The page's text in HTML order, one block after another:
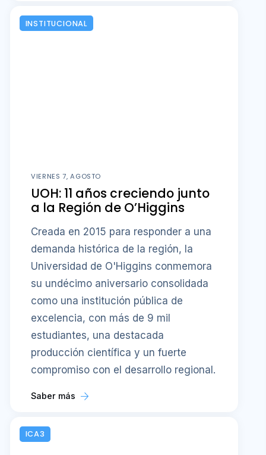
INSTITUCIONAL
VIERNES 7, AGOSTO
UOH: 11 años creciendo junto
a la Región de O’Higgins
Creada en 2015 para responder a una
demanda histórica de la región, la
Universidad de O'Higgins conmemora
su undécimo aniversario consolidada
como una institución pública de
excelencia, con más de 9 mil
estudiantes, una destacada
producción científica y un fuerte
compromiso con el desarrollo regional.
Saber más
ICA3